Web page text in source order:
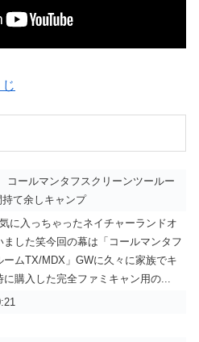
コールマンタフスクリーンツールー
て余しキャンプ
に入っちゃったネイチャーランドオ
ました笑今回の幕は「コールマンタフ
ームTX/MDX」GWに久々に家族でキ
に購入した完全ファミキャン用の...